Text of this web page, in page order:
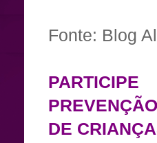
Fonte: Blog
DE